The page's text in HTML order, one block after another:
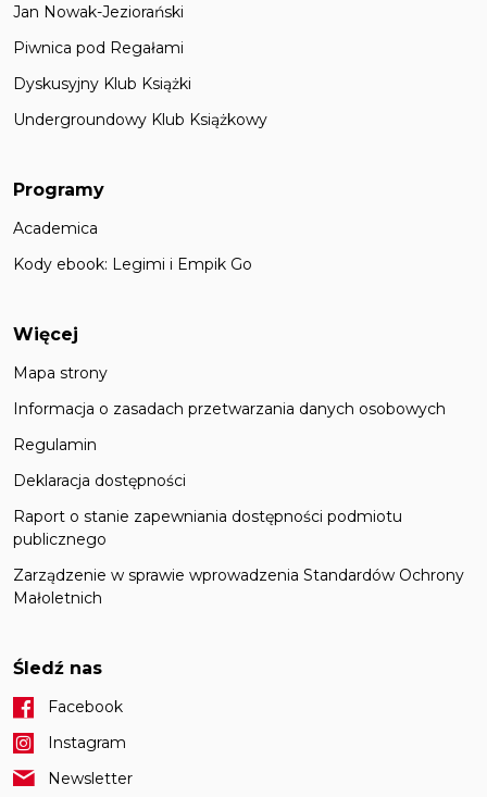
Jan Nowak-Jeziorański
Piwnica pod Regałami
Dyskusyjny Klub Książki
Undergroundowy Klub Książkowy
Programy
Academica
Kody ebook: Legimi i Empik Go
Więcej
Mapa strony
Informacja o zasadach przetwarzania danych osobowych
Regulamin
Deklaracja dostępności
Raport o stanie zapewniania dostępności podmiotu
publicznego
Zarządzenie w sprawie wprowadzenia Standardów Ochrony
Małoletnich
Śledź nas
Facebook
Instagram
Newsletter